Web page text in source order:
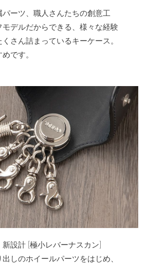
パーツ、職人さんたちの創意工
モデルだからできる、様々な経験
さん詰まっているキーケース。
です。
設計 [極小レバーナスカン]
しのホイールパーツをはじめ、